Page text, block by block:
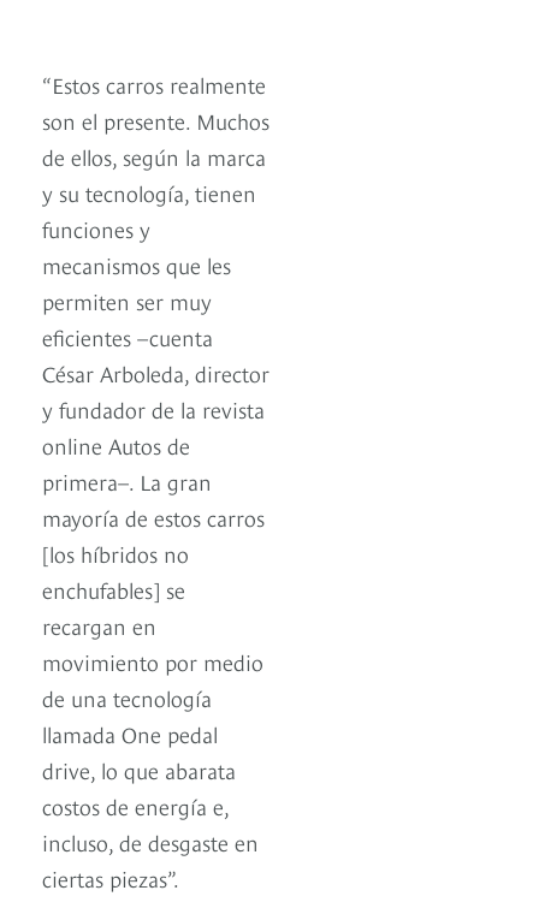
“Estos carros realmente
son el presente. Muchos
de ellos, según la marca
y su tecnología, tienen
funciones y
mecanismos que les
permiten ser muy
eficientes –cuenta
César Arboleda, director
y fundador de la revista
online Autos de
primera–. La gran
mayoría de estos carros
[los híbridos no
enchufables] se
recargan en
movimiento por medio
de una tecnología
llamada One pedal
drive, lo que abarata
costos de energía e,
incluso, de desgaste en
ciertas piezas”.